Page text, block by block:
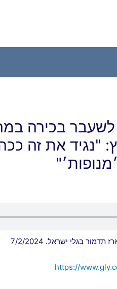
בכירה
"נגיד את זה
בגלי ישראל. 7/2/2024
https://